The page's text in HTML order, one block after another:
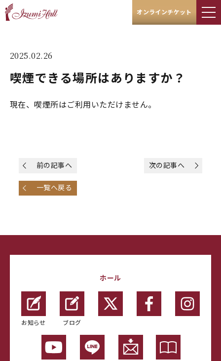
オンラインチケット
2025.02.26
喫煙できる場所はありますか？
現在、喫煙所はご利用いただけません。
前の記事へ 次の記事へ
一覧へ戻る
ホール
お知らせ ブログ